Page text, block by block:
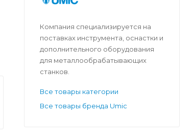
Компания специализируется на
поставках инструмента, оснастки и
дополнительного оборудования
для металлообрабатывающих
станков.
Все товары категории
Все товары бренда Umic